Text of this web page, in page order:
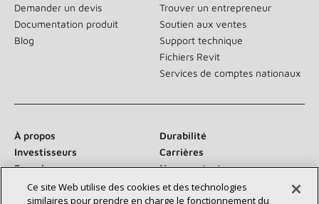
Demander un devis
Documentation produit
Blog
Trouver un entrepreneur
Soutien aux ventes
Support technique
Fichiers Revit
Services de comptes nationaux
À propos
Durabilité
Investisseurs
Carrières
Fournisseurs
Nous contacter
Salle de presse
Ce site Web utilise des cookies et des technologies
similaires pour prendre en charge le fonctionnement du